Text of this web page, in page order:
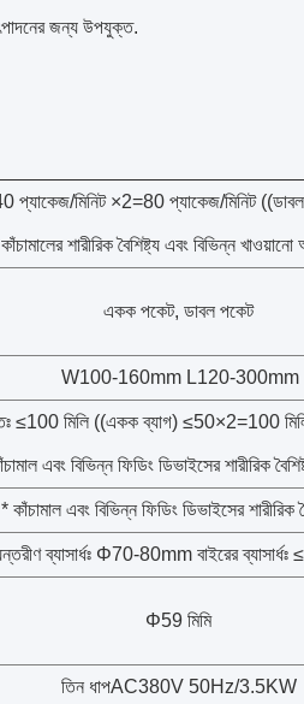
জন্য উপযুক্ত.
প্যাকেজ/মিনিট ×2=80 প্যাকেজ/মিনিট
কাঁচামালের শারীরিক বৈশিষ্ট্য এবং বিভিন্ন
একক পকেট, ডাবল পকেট
W100-160mm L120-300mm
≤100 মিলি ((একক ব্যাগ) ≤50×2=100
এবং বিভিন্ন ফিডিং ডিভাইসের শারীরিক
এবং বিভিন্ন ফিডিং ডিভাইসের শারীরিক
ব্যাসার্ধঃ Φ70-80mm বাইরের
Φ59 মিমি
তিন ধাপAC380V 50Hz/3.5KW